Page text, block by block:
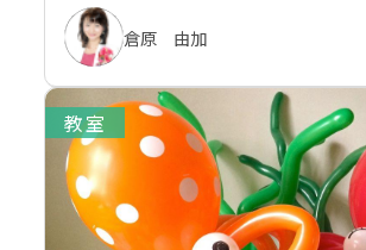
倉原 由加
教室